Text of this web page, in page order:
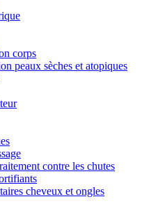
corps
peaux sèches et atopiques
contre les chutes
cheveux et ongles